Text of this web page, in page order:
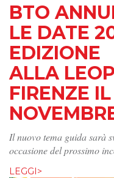
BTO
LE DATE
EDIZIONE
ALLA
FIRENZE IL
Il nuovo tema guida sarà
occasione del prossimo
LEGGI>